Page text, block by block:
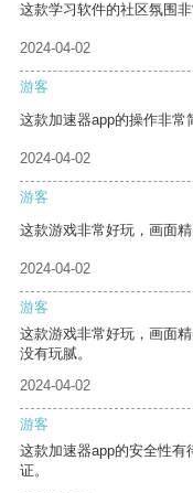
这款学习软件的社区氛围
2024-04-02
游客
这款加速器app的操作非常
2024-04-02
游客
这款游戏非常好玩，画面精
2024-04-02
游客
这款游戏非常好玩，画面
没有玩腻。
2024-04-02
游客
这款加速器app的安全性
证。